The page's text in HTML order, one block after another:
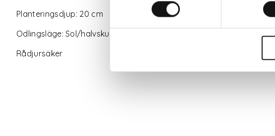
Planteringsdjup: 20 cm
Odlingsläge: Sol/halvskugga
Rådjursäker